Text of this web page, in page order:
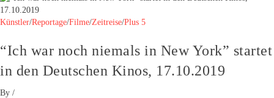
Künstler/Reportage/Filme/Zeitreise/Plus 5
“Ich war noch niemals in New York” startet
in den Deutschen Kinos, 17.10.2019
By /